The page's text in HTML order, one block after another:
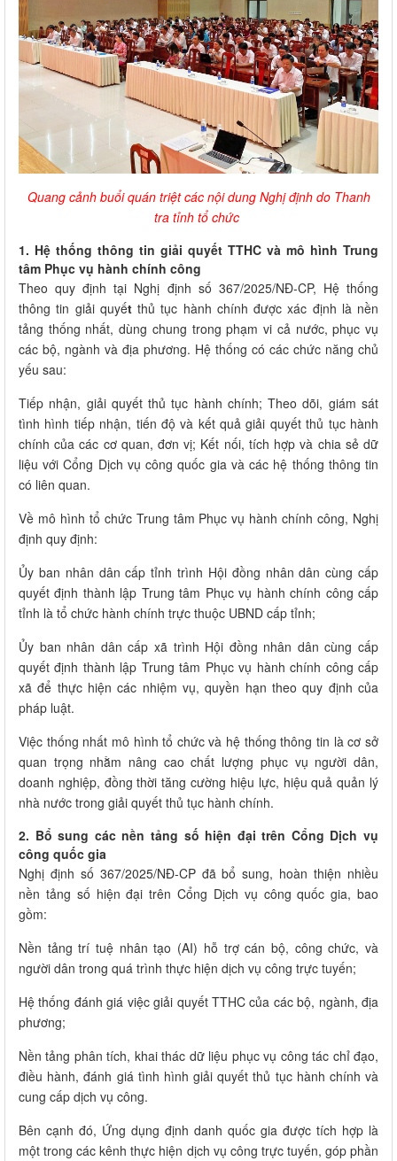
Quang cảnh buổi quán triệt các nội dung Nghị định do Thanh
tra tỉnh tổ chức
1. Hệ thống thông tin giải quyết TTHC và mô hình Trung
tâm Phục vụ hành chính công
Theo quy định tại Nghị định số 367/2025/NĐ-CP, Hệ thống
thông tin giải quyết thủ tục hành chính được xác định là nền
tảng thống nhất, dùng chung trong phạm vi cả nước, phục vụ
các bộ, ngành và địa phương. Hệ thống có các chức năng chủ
yếu sau:
Tiếp nhận, giải quyết thủ tục hành chính; Theo dõi, giám sát
tình hình tiếp nhận, tiến độ và kết quả giải quyết thủ tục hành
chính của các cơ quan, đơn vị; Kết nối, tích hợp và chia sẻ dữ
liệu với Cổng Dịch vụ công quốc gia và các hệ thống thông tin
có liên quan.
Về mô hình tổ chức Trung tâm Phục vụ hành chính công, Nghị
định quy định:
Ủy ban nhân dân cấp tỉnh trình Hội đồng nhân dân cùng cấp
quyết định thành lập Trung tâm Phục vụ hành chính công cấp
tỉnh là tổ chức hành chính trực thuộc UBND cấp tỉnh;
Ủy ban nhân dân cấp xã trình Hội đồng nhân dân cùng cấp
quyết định thành lập Trung tâm Phục vụ hành chính công cấp
xã để thực hiện các nhiệm vụ, quyền hạn theo quy định của
pháp luật.
Việc thống nhất mô hình tổ chức và hệ thống thông tin là cơ sở
quan trọng nhằm nâng cao chất lượng phục vụ người dân,
doanh nghiệp, đồng thời tăng cường hiệu lực, hiệu quả quản lý
nhà nước trong giải quyết thủ tục hành chính.
2. Bổ sung các nền tảng số hiện đại trên Cổng Dịch vụ
công quốc gia
Nghị định số 367/2025/NĐ-CP đã bổ sung, hoàn thiện nhiều
nền tảng số hiện đại trên Cổng Dịch vụ công quốc gia, bao
gồm:
Nền tảng trí tuệ nhân tạo (AI) hỗ trợ cán bộ, công chức, và
người dân trong quá trình thực hiện dịch vụ công trực tuyến;
Hệ thống đánh giá việc giải quyết TTHC của các bộ, ngành, địa
phương;
Nền tảng phân tích, khai thác dữ liệu phục vụ công tác chỉ đạo,
điều hành, đánh giá tình hình giải quyết thủ tục hành chính và
cung cấp dịch vụ công.
Bên cạnh đó, Ứng dụng định danh quốc gia được tích hợp là
một trong các kênh thực hiện dịch vụ công trực tuyến, góp phần